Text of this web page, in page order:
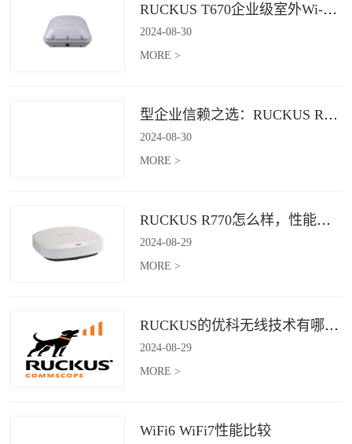
RUCKUS T670企业级室外Wi-Fi 7解决方案：挑战室外环境，畅享高性能连接
2024-08-30
MORE >
型企业信赖之选：RUCKUS R760，安全稳定的Wi-Fi解决方案
2024-08-30
MORE >
RUCKUS R770怎么样，性能怎么样，好用吗？
2024-08-29
MORE >
RUCKUS的优科无线技术有哪些优缺点？
2024-08-29
MORE >
WiFi6 WiFi7性能比较